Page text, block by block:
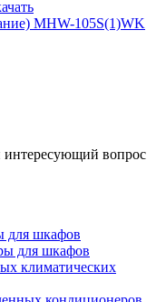
MHW-105S(1)WK
интересующий вопрос
для шкафов
для шкафов
климатических